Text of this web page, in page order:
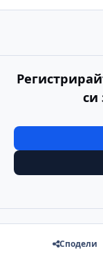
си
Сподели